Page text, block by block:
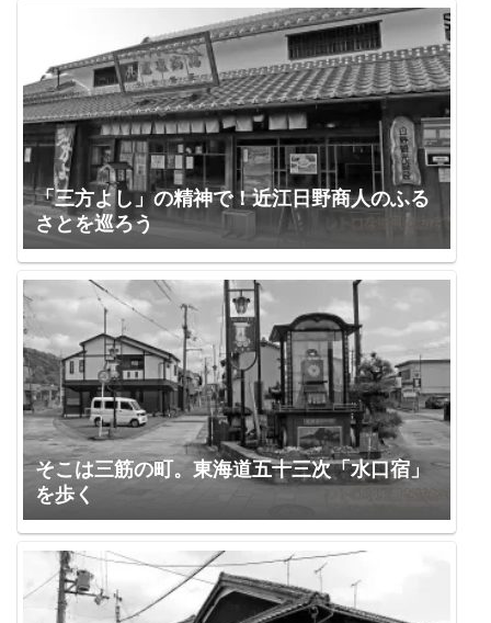
「三方よし」の精神で！近江日野商人のふる
さとを巡ろう
そこは三筋の町。東海道五十三次「水口宿」
を歩く